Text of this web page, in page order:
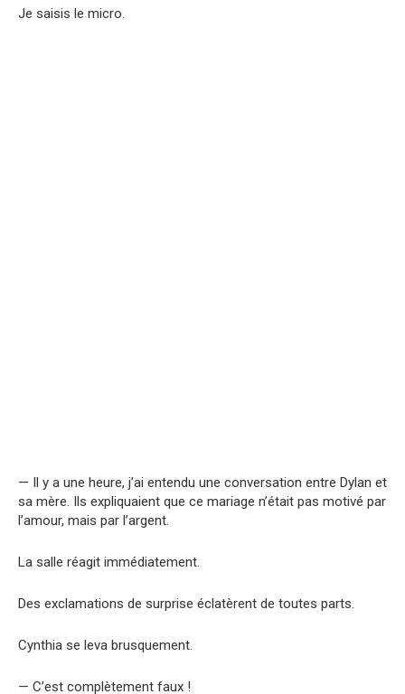
Je saisis le micro.
— Il y a une heure, j’ai entendu une conversation entre Dylan et
sa mère. Ils expliquaient que ce mariage n’était pas motivé par
l’amour, mais par l’argent.
La salle réagit immédiatement.
Des exclamations de surprise éclatèrent de toutes parts.
Cynthia se leva brusquement.
— C’est complètement faux !